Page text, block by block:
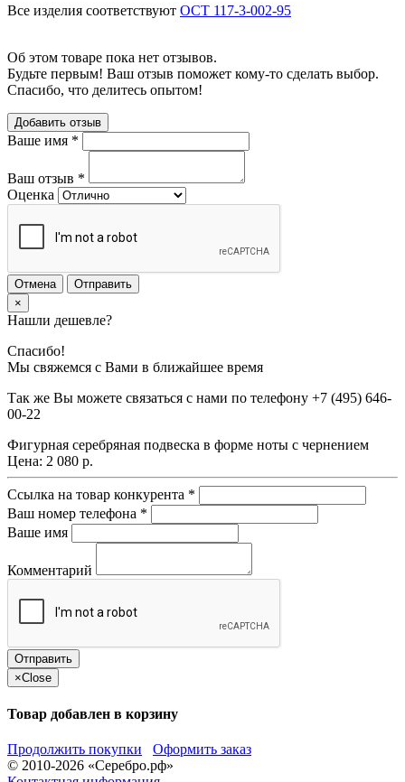
Все изделия соответствуют ОСТ 117-3-002-95
Об этом товаре пока нет отзывов.
Будьте первым! Ваш отзыв поможет кому-то сделать выбор.
Спасибо, что делитесь опытом!
Добавить отзыв
Ваше имя *
Ваш отзыв *
Оценка
Отмена
Отправить
×
Нашли дешевле?
Спасибо!
Мы свяжемся с Вами в ближайшее время
Так же Вы можете связаться с нами по телефону +7 (495) 646-
00-22
Фигурная серебряная подвеска в форме ноты с чернением
Цена: 2 080 р.
Ссылка на товар конкурента *
Ваш номер телефона *
Ваше имя
Комментарий
×Close
Товар добавлен в корзину
Продолжить покупки
Оформить заказ
© 2010-2026 «Серебро.рф»